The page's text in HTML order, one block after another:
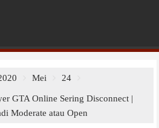
Mei 24
GTA Online Sering Disconnect |
Moderate atau Open